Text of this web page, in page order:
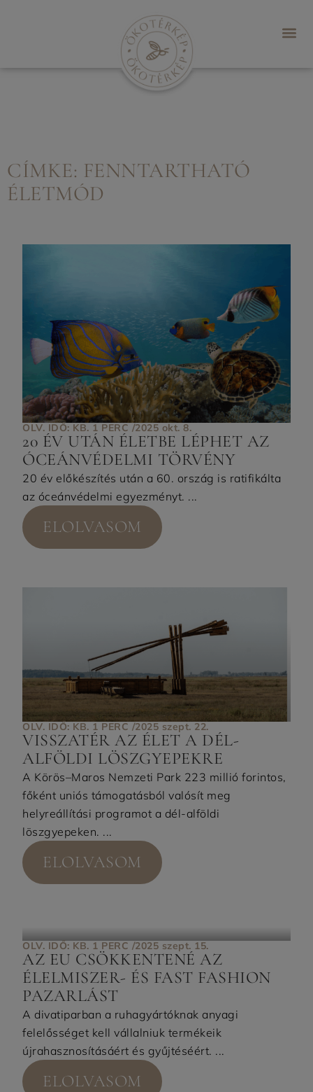
CÍMKE: FENNTARTHATÓ
ÉLETMÓD
OLV. IDŐ: KB. 1 PERC /2025 okt. 8.
20 ÉV UTÁN ÉLETBE LÉPHET AZ
ÓCEÁNVÉDELMI TÖRVÉNY
20 év előkészítés után a 60. ország is ratifikálta
az óceánvédelmi egyezményt. ...
ELOLVASOM
OLV. IDŐ: KB. 1 PERC /2025 szept. 22.
VISSZATÉR AZ ÉLET A DÉL-
ALFÖLDI LÖSZGYEPEKRE
A Körös–Maros Nemzeti Park 223 millió forintos,
főként uniós támogatásból valósít meg
helyreállítási programot a dél-alföldi
löszgyepeken. ...
ELOLVASOM
OLV. IDŐ: KB. 1 PERC /2025 szept. 15.
AZ EU CSÖKKENTENÉ AZ
ÉLELMISZER- ÉS FAST FASHION
PAZARLÁST
A divatiparban a ruhagyártóknak anyagi
felelősséget kell vállalniuk termékeik
újrahasznosításáért és gyűjtéséért. ...
ELOLVASOM